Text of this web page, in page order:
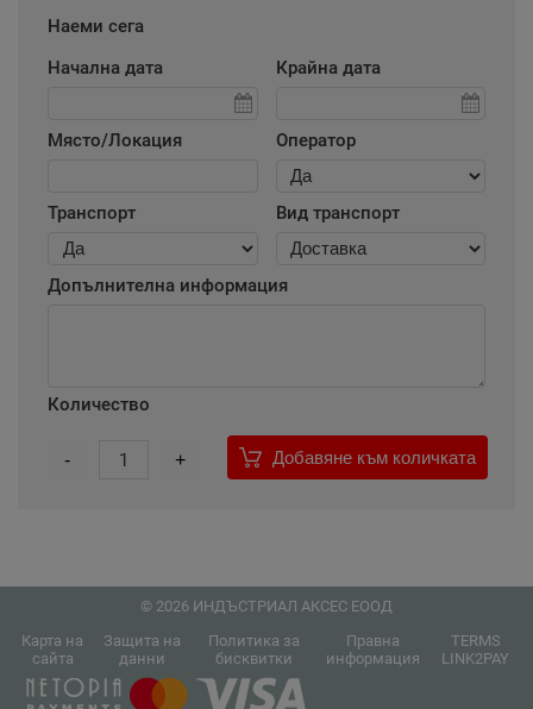
Наеми сега
Начална дата
Крайна дата
Място/Локация Оператор
Транспорт Вид транспорт
Допълнителна информация
Количество
- 1 + Добавяне към количката
© 2026 ИНДЪСТРИАЛ АКСЕС ЕООД
Карта на
сайта
Защита на
данни
Политика за
бисквитки
Правна
информация
TERMS
LINK2PAY